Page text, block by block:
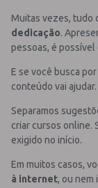
Muitas vezes, tudo
dedicação.
pessoas, é
E se você busca
conteúdo vai ajudar.
Separamos
criar cursos online.
exigido no início.
Em muitos casos,
à internet, ou nem